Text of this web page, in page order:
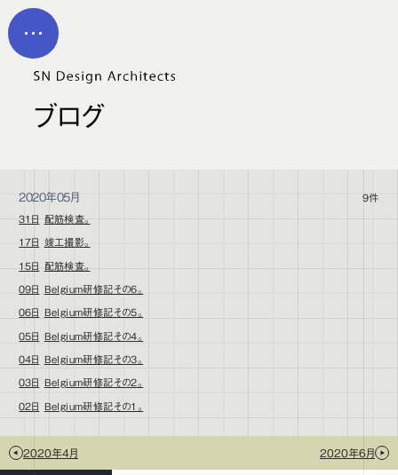
メイン コンテンツにスキップ
MEN
ブログ
2020年05月 9件
31日 配筋検査。
17日 竣工撮影。
15日 配筋検査。
09日 Belgium研修記その６。
06日 Belgium研修記その５。
05日 Belgium研修記その４。
04日 Belgium研修記その３。
03日 Belgium研修記その２。
02日 Belgium研修記その1。
2020年4月 2020年6月